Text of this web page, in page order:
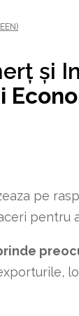
și
pe
pentru